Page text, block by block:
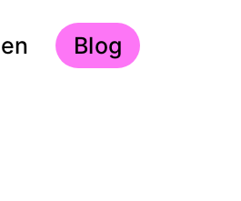
Aktuelle
Blog